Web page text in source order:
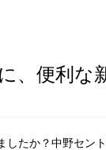
、便利な
たか？中野セン